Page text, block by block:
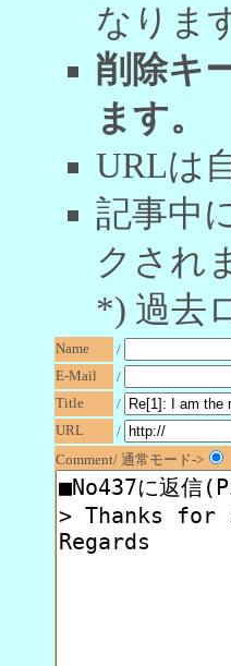
なりま
削除キ
ます。
URLは
記事中
クされ
*) 過去
Name
/
E-Mail
/
Title
/
URL
/
Comment/ 通常モード->